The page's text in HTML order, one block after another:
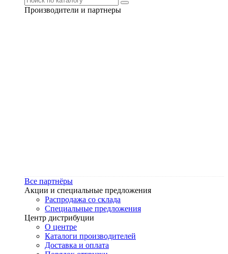
Производители и партнеры
Все партнёры
Акции и специальные предложения
Распродажа со склада
Специальные предложения
Центр дистрибуции
О центре
Каталоги производителей
Доставка и оплата